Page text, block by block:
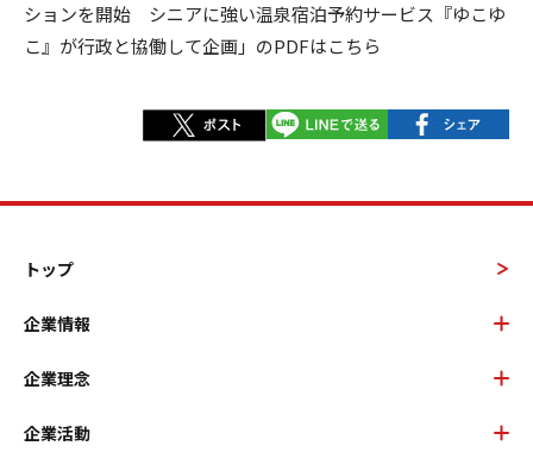
ションを開始 シニアに強い温泉宿泊予約サービス『ゆこゆ
こ』が行政と協働して企画」のPDFはこちら
トップ
企業情報
企業理念
企業活動